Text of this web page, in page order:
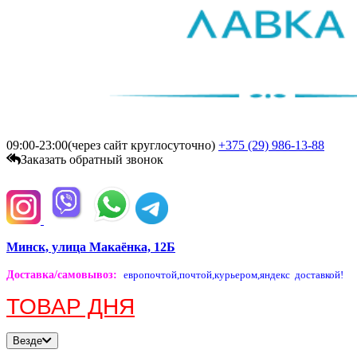
09:00-23:00(через сайт круглосуточно) +375 (29) 986-13-88
Заказать обратный звонок
Минск, улица Макаёнка, 12Б
Доставка/самовывоз: европочтой,почтой,курьером,яндекс доставкой!
ТОВАР ДНЯ
Везде